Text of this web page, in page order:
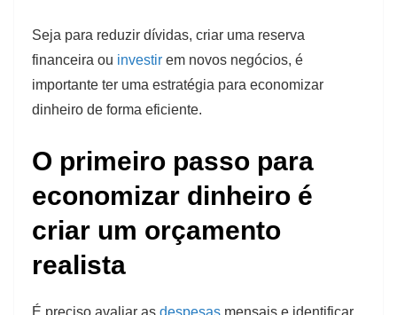
Seja para reduzir dívidas, criar uma reserva
financeira ou investir em novos negócios, é
importante ter uma estratégia para economizar
dinheiro de forma eficiente.
O primeiro passo para
economizar dinheiro é
criar um orçamento
realista